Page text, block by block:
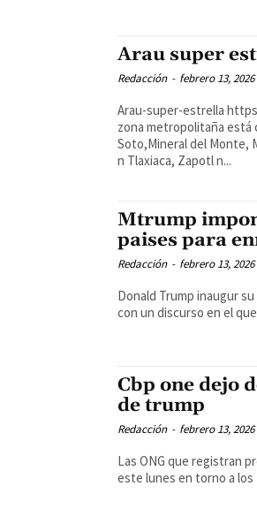
Arau super
Redacción - febrero 13, 2026
Arau-super-estrella
zona metropolitaña está
Soto,Mineral del Monte,
n Tlaxiaca, Zapotl n...
Mtrump
paises para
Redacción - febrero 13, 2026
Donald Trump inaugur
con un discurso en el
Cbp one dejo
de trump
Redacción - febrero 13, 2026
Las ONG que registran
este lunes en torno a los